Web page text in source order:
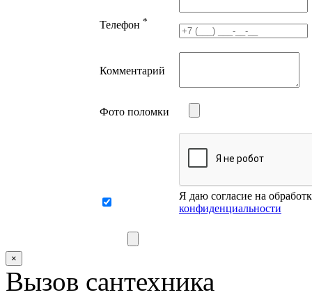
Телефон *
Комментарий
Фото поломки
Я даю согласие на
конфиденциальности
×
Вызов сантехника